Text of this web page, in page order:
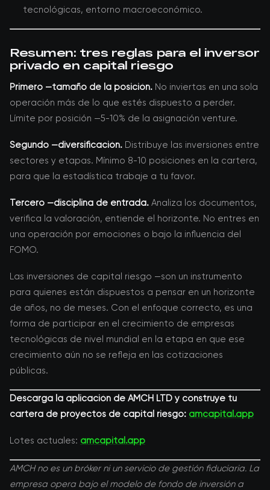
tecnológicas, entorno macroeconómico.
Resumen: tres reglas para el inversor
privado en capital riesgo
Primero —tamaño de la posición. No inviertas en una sola
operación más de lo que estés dispuesto a perder.
Límite por posición —5-10% de la asignación venture.
Segundo —diversificación. Distribuye las inversiones entre
sectores y etapas. Mínimo 8-10 posiciones en la cartera,
para que la estadística trabaje a tu favor.
Tercero —disciplina de entrada. Analiza los documentos,
verifica la valoración, entiende el horizonte. No entres en
una operación por emociones o bajo la influencia del
FOMO.
Las inversiones de capital riesgo —son un instrumento
para quienes están dispuestos a pensar en un horizonte
de años, no de meses. Con el enfoque correcto, es una
forma de participar en el crecimiento de empresas
tecnológicas de nivel mundial en la etapa en que ese
crecimiento aún no se refleja en las cotizaciones
públicas.
Descarga la aplicación de AMCH LTD y construye tu
cartera de proyectos de capital riesgo: amcapital.app
Lotes actuales: amcapital.app
AMCH no es un bróker ni un servicio de gestión fiduciaria. La
empresa opera bajo el modelo de fondo de inversión a